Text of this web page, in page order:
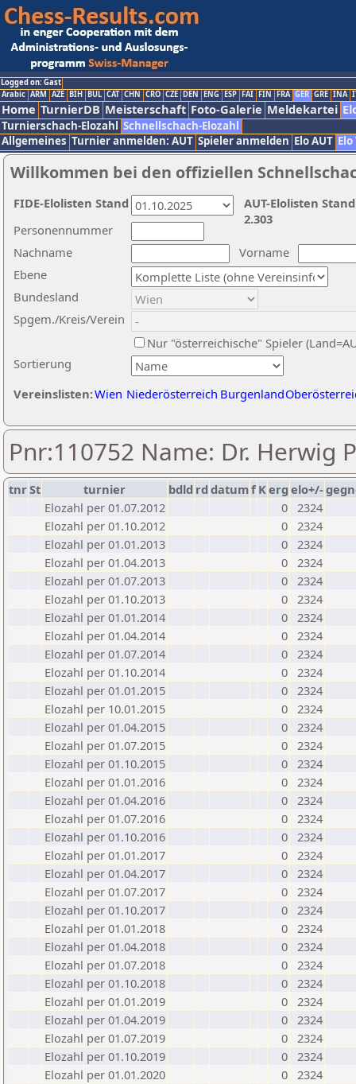
Logged on: Gast
Arabic ARM AZE BIH BUL CAT CHN CRO CZE DEN ENG ESP FAI FIN FRA GER GRE INA
Home TurnierDB Meisterschaft Foto-Galerie Meldekartei
Turnierschach-Elozahl Schnellschach-Elozahl
Allgemeines Turnier anmelden: AUT Spieler anmelden Elo AUT
Willkommen bei den offiziellen
Nachname
Vorname
Ebene
Sortierung
Personennummer
Bundesland
Spgem./Kreis/Verein
Nur "österreichische" Spieler
Vereinslisten:Wien Niederösterreich Burgenland
AUT-Elolisten
2.303
FIDE-Elolisten Stand
Pnr:110752 Name: Dr. Herwig
tnrSt turnier bdld rd datumf Kerg elo+/-
Elozahl per 01.07.2012
0 2324
Elozahl per 01.10.2012
0 2324
Elozahl per 01.01.2013
0 2324
Elozahl per 01.04.2013
0 2324
Elozahl per 01.07.2013
0 2324
Elozahl per 01.10.2013
0 2324
Elozahl per 01.01.2014
0 2324
Elozahl per 01.04.2014
0 2324
Elozahl per 01.07.2014
0 2324
Elozahl per 01.10.2014
0 2324
Elozahl per 01.01.2015
0 2324
Elozahl per 10.01.2015
0 2324
Elozahl per 01.04.2015
0 2324
Elozahl per 01.07.2015
0 2324
Elozahl per 01.10.2015
0 2324
Elozahl per 01.01.2016
0 2324
Elozahl per 01.04.2016
0 2324
Elozahl per 01.07.2016
0 2324
Elozahl per 01.10.2016
0 2324
Elozahl per 01.01.2017
0 2324
Elozahl per 01.04.2017
0 2324
Elozahl per 01.07.2017
0 2324
Elozahl per 01.10.2017
0 2324
Elozahl per 01.01.2018
0 2324
Elozahl per 01.04.2018
0 2324
Elozahl per 01.07.2018
0 2324
Elozahl per 01.10.2018
0 2324
Elozahl per 01.01.2019
0 2324
Elozahl per 01.04.2019
0 2324
Elozahl per 01.07.2019
0 2324
Elozahl per 01.10.2019
0 2324
Elozahl per 01.01.2020
0 2324